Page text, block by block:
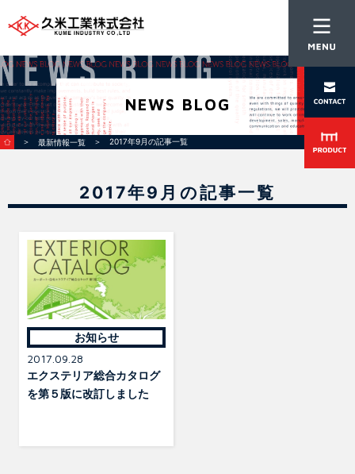
NEWS BLOG
＞ 最新情報一覧 ＞ 2017年9月の記事一覧
2017年9月の記事一覧
お知らせ
2017.09.28
エクステリア総合カタログ
を第５版に改訂しました